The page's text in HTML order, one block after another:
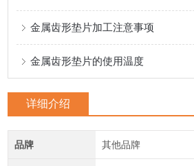
金属齿形垫片加工注意事项
金属齿形垫片的使用温度
详细介绍
品牌 其他品牌